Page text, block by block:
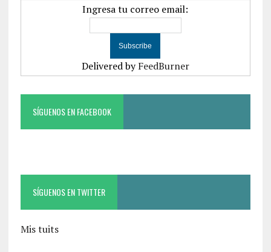
Ingresa tu correo email:
Delivered byFeedBurner
SÍGUENOS EN FACEBOOK
SÍGUENOS EN TWITTER
Mis tuits